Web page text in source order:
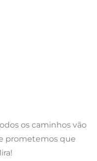
os caminhos vão
prometemos que